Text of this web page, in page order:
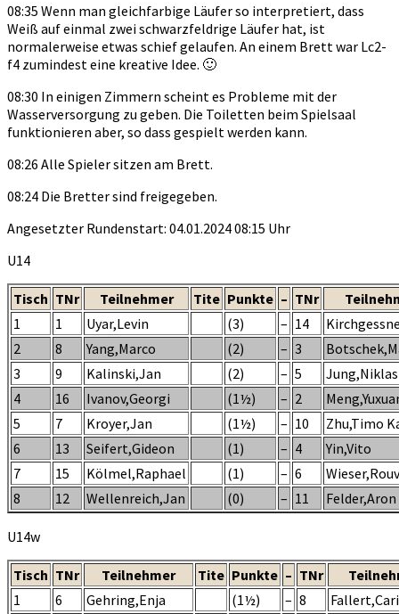
08:35 Wenn man gleichfarbige Läufer so interpretiert, dass
Weiß auf einmal zwei schwarzfeldrige Läufer hat, ist
normalerweise etwas schief gelaufen. An einem Brett war Lc2-
f4 zumindest eine kreative Idee. 🙂
08:30 In einigen Zimmern scheint es Probleme mit der
Wasserversorgung zu geben. Die Toiletten beim Spielsaal
funktionieren aber, so dass gespielt werden kann.
08:26 Alle Spieler sitzen am Brett.
08:24 Die Bretter sind freigegeben.
Angesetzter Rundenstart: 04.01.2024 08:15 Uhr
U14
Tisch TNr Teilnehmer Tite Punkte – TNr
1
1 Uyar,Levin (3) – 14
2
8 Yang,Marco (2) – 3
3
9 Kalinski,Jan (2) – 5
Jung,Niklas
4
16 Ivanov,Georgi (1½) – 2
5
7 Kroyer,Jan (1½) – 10
Zhu,Timo
6
13 Seifert,Gideon (1) – 4
Yin,Vito
7
15 Kölmel,Raphael (1) – 6
8
12 Wellenreich,Jan (0) – 11 Felder,Aron
U14w
Tisch TNr Teilnehmer Tite Punkte – TNr
1
6 Gehring,Enja (1½) – 8